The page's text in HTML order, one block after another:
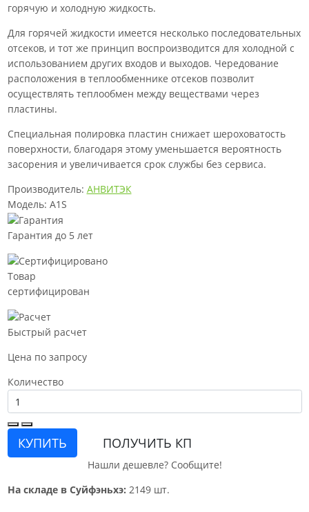
горячую и холодную жидкость.
Для горячей жидкости имеется несколько последовательных
отсеков, и тот же принцип воспроизводится для холодной с
использованием других входов и выходов. Чередование
расположения в теплообменнике отсеков позволит
осуществлять теплообмен между веществами через
пластины.
Специальная полировка пластин снижает шероховатость
поверхности, благодаря этому уменьшается вероятность
засорения и увеличивается срок службы без сервиса.
Производитель: АНВИТЭК
Модель: A1S
Гарантия до 5 лет
Товар
сертифицирован
Быстрый расчет
Цена по запросу
Количество
КУПИТЬ ПОЛУЧИТЬ КП
Нашли дешевле? Сообщите!
На складе в Суйфэньхэ: 2149 шт.